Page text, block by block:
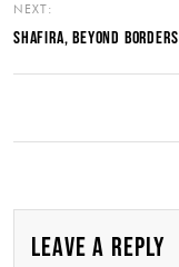
NEXT:
SHAFIRA, BEYOND BORDERS
LEAVE A REPLY